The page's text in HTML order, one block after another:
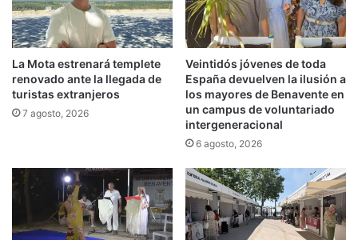
La Mota estrenará templete
renovado ante la llegada de
turistas extranjeros
7 agosto, 2026
Veintidós jóvenes de toda
España devuelven la ilusión a
los mayores de Benavente en
un campus de voluntariado
intergeneracional
6 agosto, 2026